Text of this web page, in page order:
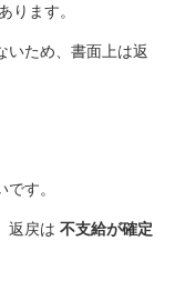
ります。
いため、書面上は返
す。
返戻は 不支給が確定